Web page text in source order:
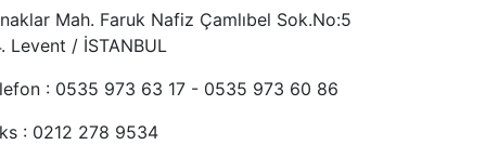
Mah. Faruk Nafiz Çamlıbel Sok.No:5
Levent / İSTANBUL
: 0535 973 63 17 - 0535 973 60 86
: 0212 278 9534